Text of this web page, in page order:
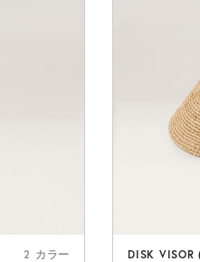
2 カラー DISK VISOR